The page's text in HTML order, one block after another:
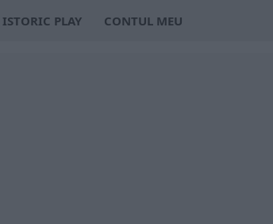
ISTORIC PLAY CONTUL MEU